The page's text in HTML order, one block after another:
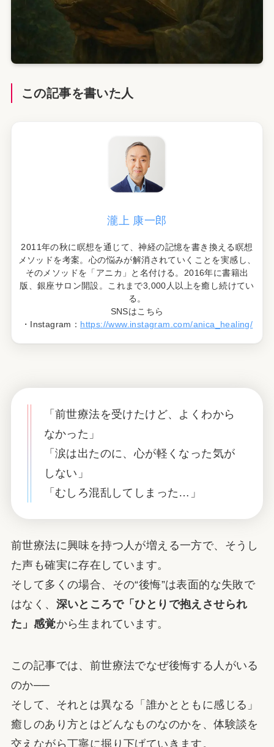
この記事を書いた人
瀧上 康一郎
2011年の秋に瞑想を通じて、神経の記憶を書き換える瞑想
メソッドを考案。心の悩みが解消されていくことを実感し、
そのメソッドを「アニカ」と名付ける。2016年に書籍出
版、銀座サロン開設。これまで3,000人以上を癒し続けてい
る。
SNSはこちら
・Instagram： https://www.instagram.com/anica_healing/
「前世療法を受けたけど、よくわから
なかった」
「涙は出たのに、心が軽くなった気が
しない」
「むしろ混乱してしまった…」
前世療法に興味を持つ人が増える一方で、そうし
た声も確実に存在しています。
そして多くの場合、その“後悔”は表面的な失敗で
はなく、 深いところで「ひとりで抱えさせられ
た」感覚から生まれています。
この記事では、前世療法でなぜ後悔する人がいる
のか──
そして、それとは異なる「誰かとともに感じる」
癒しのあり方とはどんなものなのかを、体験談を
交えながら丁寧に掘り下げていきます。